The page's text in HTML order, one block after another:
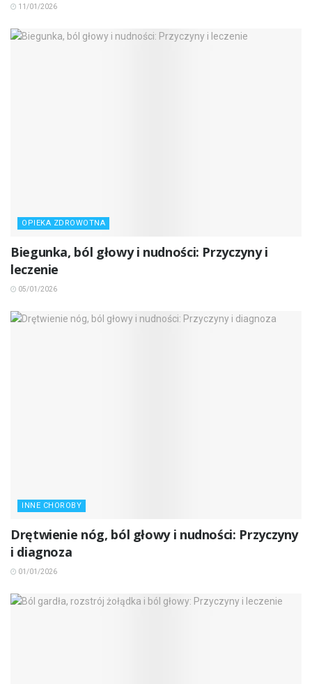
11/01/2026
OPIEKA ZDROWOTNA
Biegunka, ból głowy i nudności: Przyczyny i
leczenie
05/01/2026
INNE CHOROBY
Drętwienie nóg, ból głowy i nudności: Przyczyny
i diagnoza
01/01/2026